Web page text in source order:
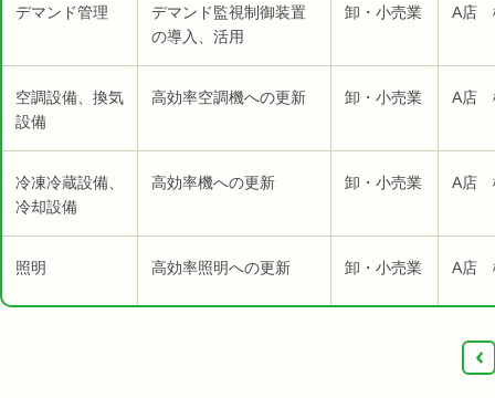
デマンド管理
デマンド監視制御装置
の導入、活用
卸・小売業 A店
空調設備、換気
設備
高効率空調機への更新 卸・小売業 A店
冷凍冷蔵設備、
冷却設備
高効率機への更新 卸・小売業 A店
照明 高効率照明への更新 卸・小売業 A店
‹